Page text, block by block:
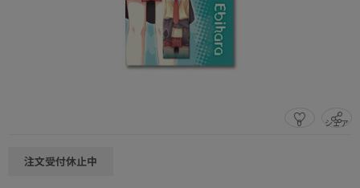
0 シェア
この商品をシェアする
注文受付休止中